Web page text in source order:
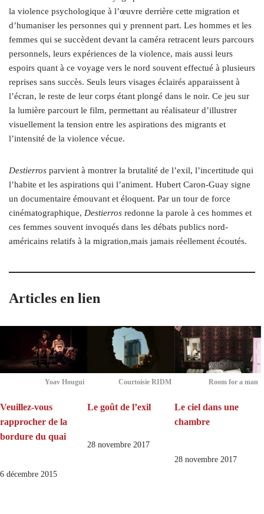
la violence psychologique à l’œuvre derrière cette migration et
d’humaniser les personnes qui y prennent part. Les hommes et les
femmes qui se succèdent devant la caméra retracent leurs parcours
personnels, leurs expériences de la violence, mais aussi leurs
espoirs quant à ce voyage vers le nord souvent effectué à plusieurs
reprises sans succès. Seuls leurs visages éclairés apparaissent à
l’écran, le reste de leur corps étant plongé dans le noir. Ce jeu sur
la lumière parcourt le film, permettant au réalisateur d’illustrer
visuellement la tension entre les aspirations des migrants et
l’intensité de la violence vécue.
Destierros parvient à montrer la brutalité de l’exil, l’incertitude qui
l’habite et les aspirations qui l’animent. Hubert Caron-Guay signe
un documentaire émouvant et éloquent. Par un tour de force
cinématographique, Destierros redonne la parole à ces hommes et
ces femmes souvent invoqués dans les débats publics nord-
américains relatifs à la migration,mais jamais réellement écoutés.
Articles en lien
Yoav Hougui
Veuillez-vous
rapprocher de la
bordure du quai
6 décembre 2015
Courtoisie RIDM
Le goût de l’exil
28 novembre 2017
Room for a man
Le ciel dans une
chambre
28 novembre 2017